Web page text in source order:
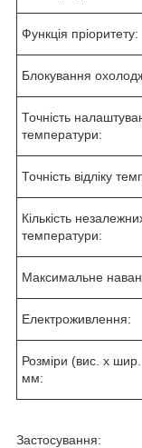
Функція пріоритету:
Блокування
Точність
температури:
Точність відліку
Кількість
температури:
Максимальне
Електроживлення:
Розміри (вис. x
мм:
Застосування: